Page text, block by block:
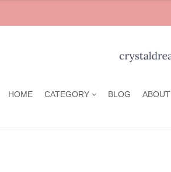
HOME CATEGORY BLOG ABOUT